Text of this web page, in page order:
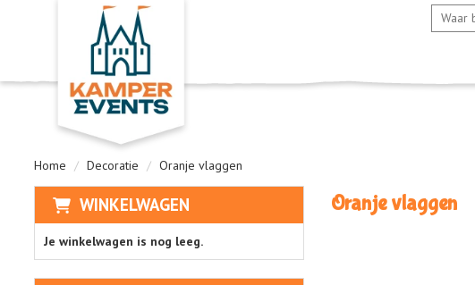
Home Decoratie Oranje vlaggen
WINKELWAGEN
Je winkelwagen is nog leeg.
Oranje vlaggen